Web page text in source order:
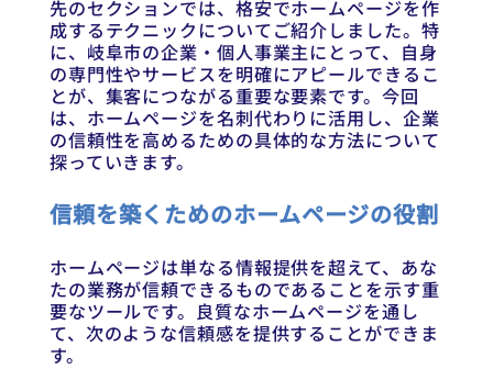
先のセクションでは、格安でホームページを作
成するテクニックについてご紹介しました。特
に、岐阜市の企業・個人事業主にとって、自身
の専門性やサービスを明確にアピールできるこ
とが、集客につながる重要な要素です。今回
は、ホームページを名刺代わりに活用し、企業
の信頼性を高めるための具体的な方法について
探っていきます。
信頼を築くためのホームページの役割
ホームページは単なる情報提供を超えて、あな
たの業務が信頼できるものであることを示す重
要なツールです。良質なホームページを通し
て、次のような信頼感を提供することができま
す。